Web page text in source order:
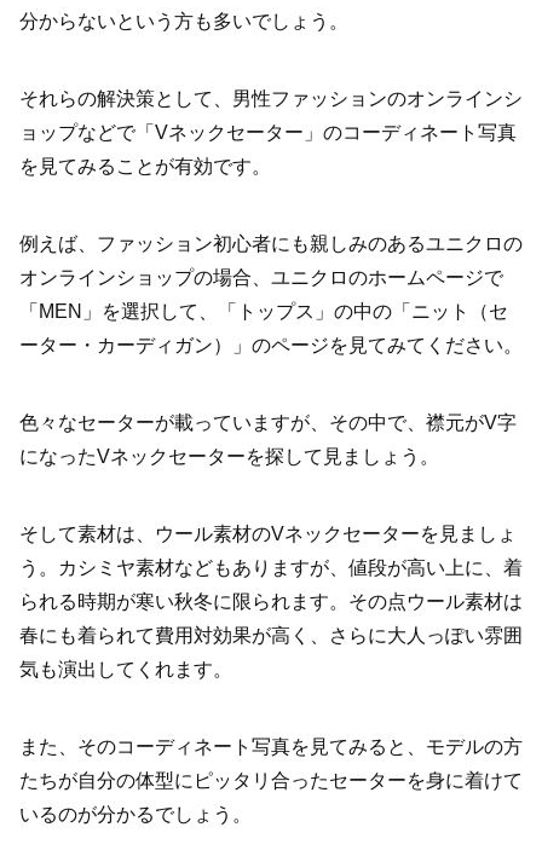
分からないという方も多いでしょう。
それらの解決策として、男性ファッションのオンラインシ
ョップなどで「Vネックセーター」のコーディネート写真
を見てみることが有効です。
例えば、ファッション初心者にも親しみのあるユニクロの
オンラインショップの場合、ユニクロのホームページで
「MEN」を選択して、「トップス」の中の「ニット（セ
ーター・カーディガン）」のページを見てみてください。
色々なセーターが載っていますが、その中で、襟元がV字
になったVネックセーターを探して見ましょう。
そして素材は、ウール素材のVネックセーターを見ましょ
う。カシミヤ素材などもありますが、値段が高い上に、着
られる時期が寒い秋冬に限られます。その点ウール素材は
春にも着られて費用対効果が高く、さらに大人っぽい雰囲
気も演出してくれます。
また、そのコーディネート写真を見てみると、モデルの方
たちが自分の体型にピッタリ合ったセーターを身に着けて
いるのが分かるでしょう。